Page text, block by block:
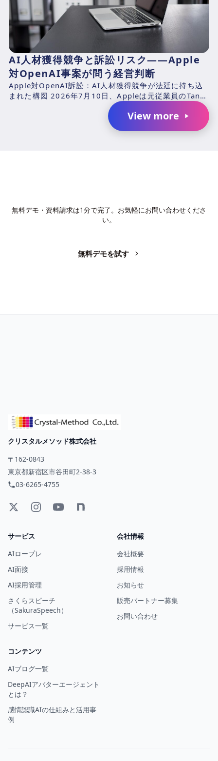
AI人材獲得競争と訴訟リスク――Apple
対OpenAI事案が問う経営判断
Apple対OpenAI訴訟：AI人材獲得競争が法廷に持ち込
まれた構図 2026年7月10日、Appleは元従業員のTang
View more
無料デモ・資料請求は1分で完了。お気軽にお問い合わせくださ
い。
無料デモを試す
クリスタルメソッド株式会社
〒162-0843
東京都新宿区市谷田町2-38-3
03-6265-4755
サービス
AIロープレ
AI面接
AI採用管理
さくらスピーチ
（SakuraSpeech）
サービス一覧
会社情報
会社概要
採用情報
お知らせ
販売パートナー募集
お問い合わせ
コンテンツ
AIブログ一覧
DeepAIアバターエージェント
とは？
感情認識AIの仕組みと活用事
例